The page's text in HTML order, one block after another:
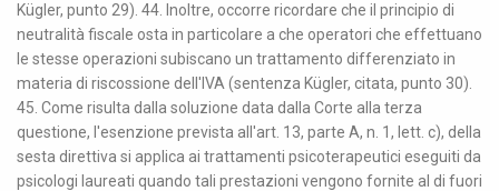
Kügler, punto 29). 44. Inoltre, occorre ricordare che il principio di
neutralità fiscale osta in particolare a che operatori che effettuano
le stesse operazioni subiscano un trattamento differenziato in
materia di riscossione dell'IVA (sentenza Kügler, citata, punto 30).
45. Come risulta dalla soluzione data dalla Corte alla terza
questione, l'esenzione prevista all'art. 13, parte A, n. 1, lett. c), della
sesta direttiva si applica ai trattamenti psicoterapeutici eseguiti da
psicologi laureati quando tali prestazioni vengono fornite al di fuori